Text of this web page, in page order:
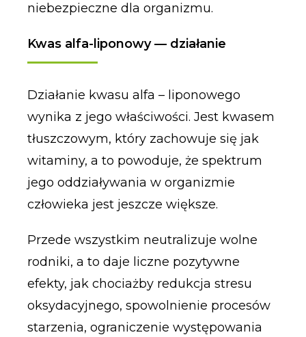
niebezpieczne dla organizmu.
Kwas alfa-liponowy — działanie
Działanie kwasu alfa – liponowego
wynika z jego właściwości. Jest kwasem
tłuszczowym, który zachowuje się jak
witaminy, a to powoduje, że spektrum
jego oddziaływania w organizmie
człowieka jest jeszcze większe.
Przede wszystkim neutralizuje wolne
rodniki, a to daje liczne pozytywne
efekty, jak chociażby redukcja stresu
oksydacyjnego, spowolnienie procesów
starzenia, ograniczenie występowania